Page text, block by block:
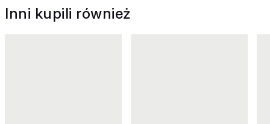
Inni kupili również